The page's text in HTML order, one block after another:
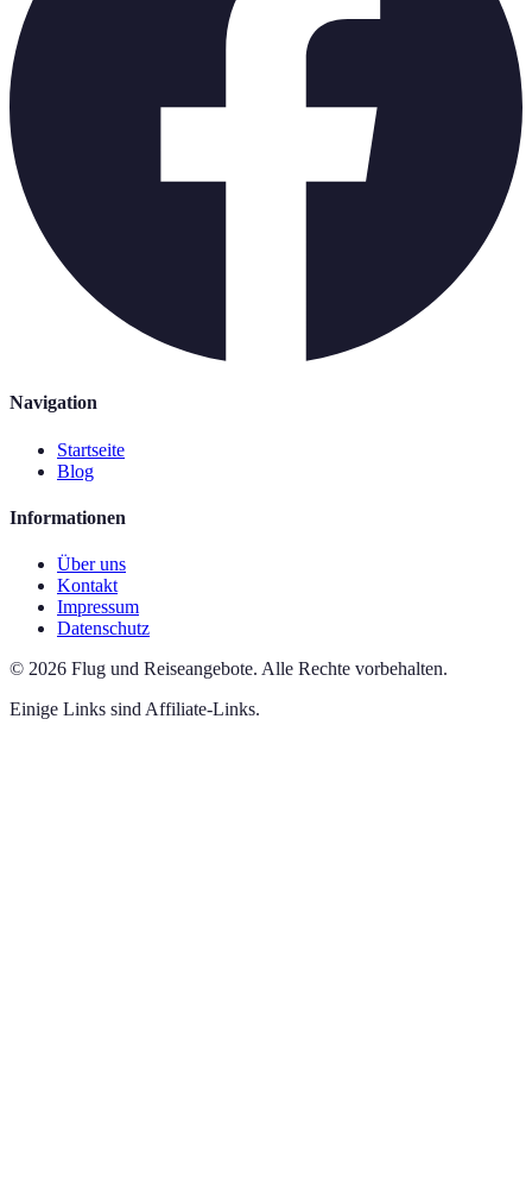
Navigation
Startseite
Blog
Informationen
Über uns
Kontakt
Impressum
Datenschutz
© 2026 Flug und Reiseangebote. Alle Rechte vorbehalten.
Einige Links sind Affiliate-Links.